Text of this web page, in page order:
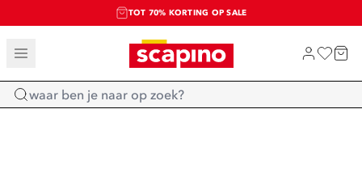
TOT 70% KORTING OP SALE
SALE: LAATSTE KANS!
SHOP NIEUW
Home